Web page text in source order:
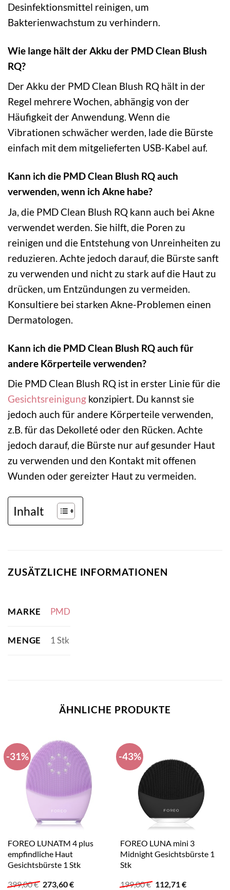
Desinfektionsmittel reinigen, um
Bakterienwachstum zu verhindern.
Wie lange hält der Akku der PMD Clean Blush
RQ?
Der Akku der PMD Clean Blush RQ hält in der
Regel mehrere Wochen, abhängig von der
Häufigkeit der Anwendung. Wenn die
Vibrationen schwächer werden, lade die Bürste
einfach mit dem mitgelieferten USB-Kabel auf.
Kann ich die PMD Clean Blush RQ auch
verwenden, wenn ich Akne habe?
Ja, die PMD Clean Blush RQ kann auch bei Akne
verwendet werden. Sie hilft, die Poren zu
reinigen und die Entstehung von Unreinheiten zu
reduzieren. Achte jedoch darauf, die Bürste sanft
zu verwenden und nicht zu stark auf die Haut zu
drücken, um Entzündungen zu vermeiden.
Konsultiere bei starken Akne-Problemen einen
Dermatologen.
Kann ich die PMD Clean Blush RQ auch für
andere Körperteile verwenden?
Die PMD Clean Blush RQ ist in erster Linie für die
Gesichtsreinigung konzipiert. Du kannst sie
jedoch auch für andere Körperteile verwenden,
z.B. für das Dekolleté oder den Rücken. Achte
jedoch darauf, die Bürste nur auf gesunder Haut
zu verwenden und den Kontakt mit offenen
Wunden oder gereizter Haut zu vermeiden.
Inhalt
ZUSÄTZLICHE INFORMATIONEN
MARKE PMD
MENGE 1 Stk
ÄHNLICHE PRODUKTE
-31%
FOREO LUNATM 4 plus
empfindliche Haut
Gesichtsbürste 1 Stk
399,00€ Ursprünglicher
273,60€Aktueller
-43%
FOREO LUNA mini 3
Midnight Gesichtsbürste 1
Stk
199,00€ Ursprünglicher
112,71€Aktueller